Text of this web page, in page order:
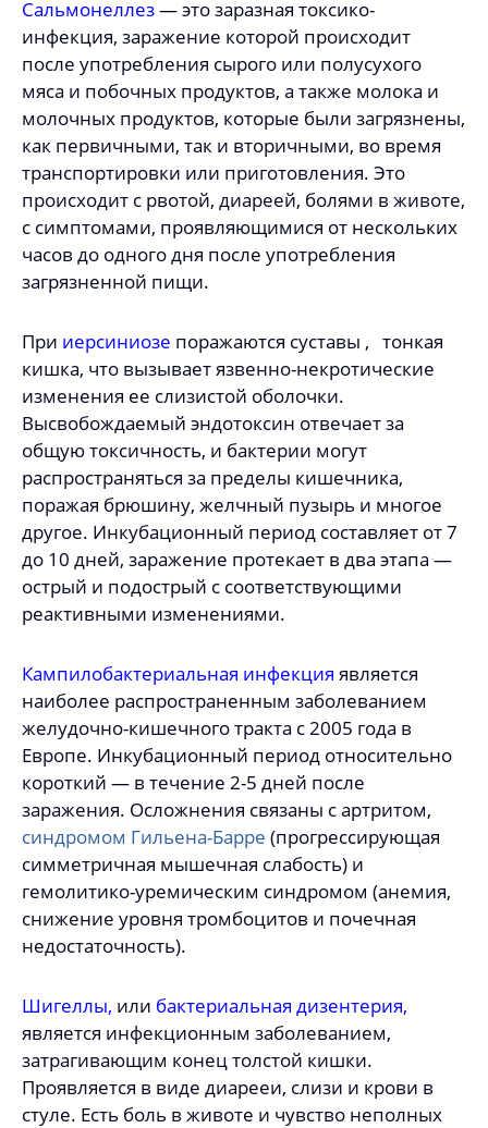
Сальмонеллез— это заразная токсико-
инфекция, заражение которой происходит
после употребления сырого или полусухого
мяса и побочных продуктов, а также молока и
молочных продуктов, которые были загрязнены,
как первичными, так и вторичными, во время
транспортировки или приготовления. Это
происходит с рвотой, диареей, болями в животе,
с симптомами, проявляющимися от нескольких
часов до одного дня после употребления
загрязненной пищи.
При иерсиниозе поражаются суставы , тонкая
кишка, что вызывает язвенно-некротические
изменения ее слизистой оболочки.
Высвобождаемый эндотоксин отвечает за
общую токсичность, и бактерии могут
распространяться за пределы кишечника,
поражая брюшину, желчный пузырь и многое
другое. Инкубационный период составляет от 7
до 10 дней, заражение протекает в два этапа —
острый и подострый с соответствующими
реактивными изменениями.
Кампилобактериальная инфекция является
наиболее распространенным заболеванием
желудочно-кишечного тракта с 2005 года в
Европе. Инкубационный период относительно
короткий — в течение 2-5 дней после
заражения. Осложнения связаны с артритом,
синдромом Гильена-Барре (прогрессирующая
симметричная мышечная слабость) и
гемолитико-уремическим синдромом (анемия,
снижение уровня тромбоцитов и почечная
недостаточность).
Шигеллы, или бактериальная дизентерия,
является инфекционным заболеванием,
затрагивающим конец толстой кишки.
Проявляется в виде диарееи, слизи и крови в
стуле. Есть боль в животе и чувство неполных